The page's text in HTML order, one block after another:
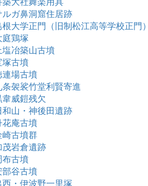
ルガ鼻洞窟住居跡
根大学正門（旧制松江高等学校正門
庭鶏塚
塩冶築山古墳
塚古墳
連場古墳
条袈裟竹堂利賢寄進
韋威鎧残欠
和山・神後田遺跡
花庵古墳
崎古墳群
茂岩倉遺跡
布古墳
部谷古墳
西・伊波野一里塚